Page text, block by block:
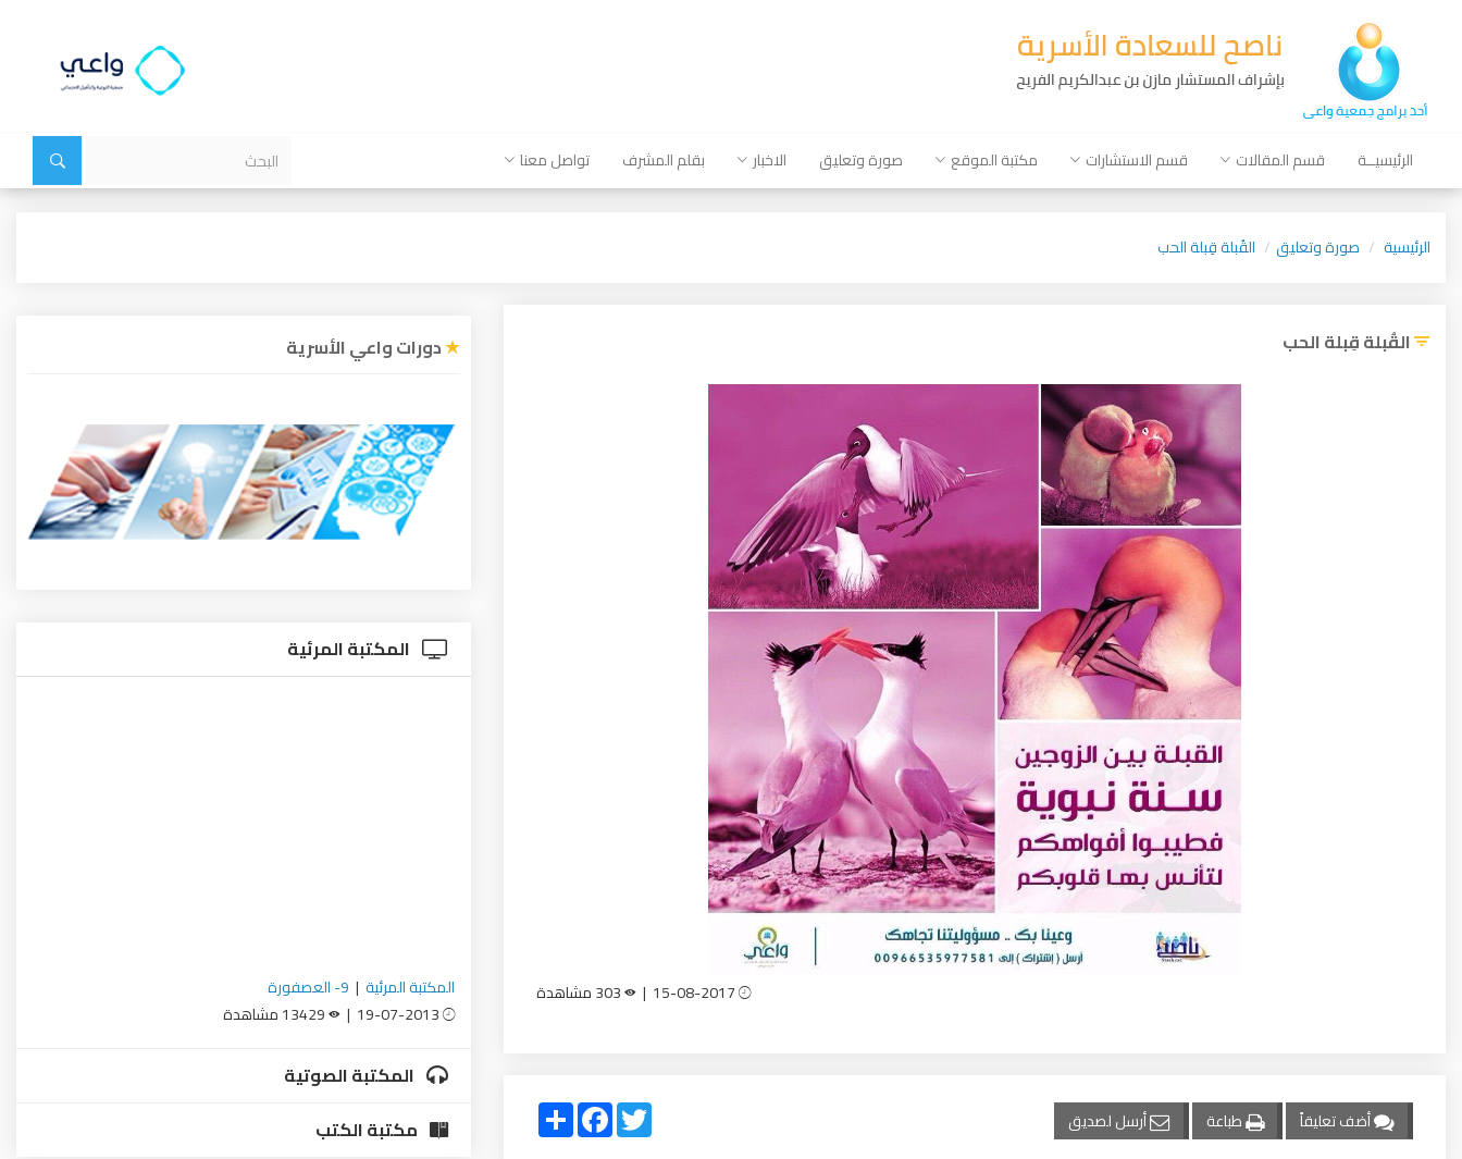
الرئيسيــة قسم المقالات قسم الاستشارات مكتبة الموقع صورة وتعليق الاخبار بقلم المشرف تواصل معنا
الرئيسية صورة وتعليق القُبلة قِبلة الحب
القُبلة قِبلة الحب
أضف تعليقاً طباعة أرسل لصديق Share
FacebookTwitter
دورات واعي الأسرية
المكتبة المرئية
المكتبة المرئية | 9- العصفورة
المكتبة الصوتية
مكتبة الكتب